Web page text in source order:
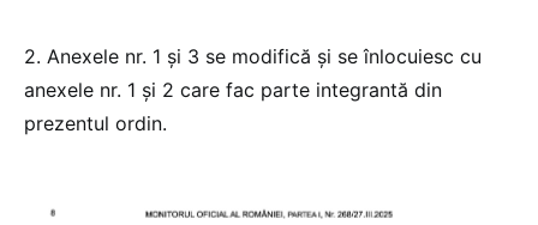
2. Anexele nr. 1 și 3 se modifică și se înlocuiesc cu
anexele nr. 1 și 2 care fac parte integrantă din
prezentul ordin.